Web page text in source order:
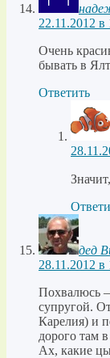
22.11.2012 в
Очень
бывать в
Ответить
дед
28.11.2012 в
Похвалюсь
супругой.
Карелия) и
дорого там
Ах, какие